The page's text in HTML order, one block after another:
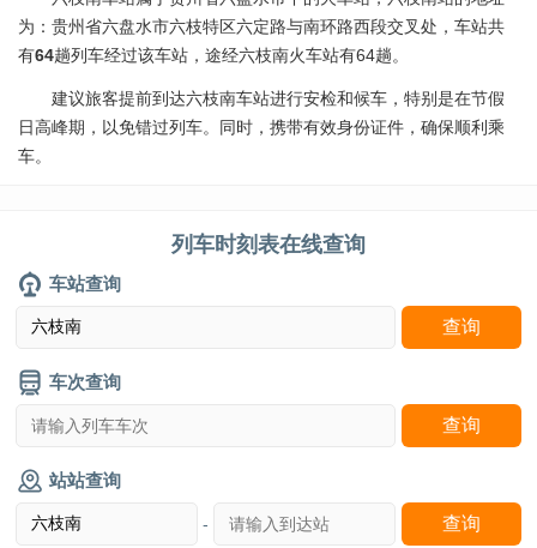
为：贵州省六盘水市六枝特区六定路与南环路西段交叉处，车站共
有64趟列车经过该车站，途经六枝南火车站有64趟。
建议旅客提前到达六枝南车站进行安检和候车，特别是在节假
日高峰期，以免错过列车。同时，携带有效身份证件，确保顺利乘
车。
列车时刻表在线查询
车站查询
车次查询
站站查询
-